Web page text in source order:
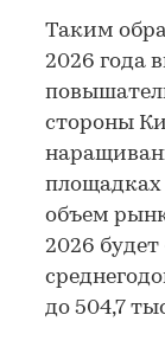
Таким
2026 года
стороны
площадках
объем
2026
до 504,7